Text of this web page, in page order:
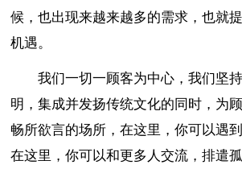
候，也出现来越来越多的需求，也就
机遇。
我们一切一顾客为中心，我们坚
明，集成并发扬传统文化的同时，为
畅所欲言的场所，在这里，你可以遇
在这里，你可以和更多人交流，排遣